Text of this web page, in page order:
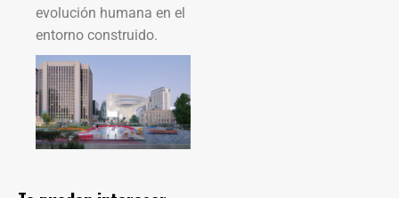
evolución humana en el
entorno construido.